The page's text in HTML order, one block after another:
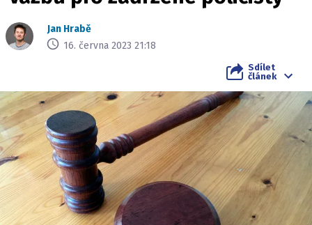
Jan Hrabě
16. června 2023 21:18
Sdílet
článek